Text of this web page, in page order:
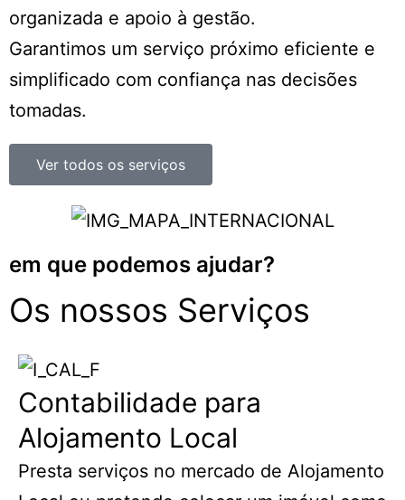
organizada e apoio à gestão.
Garantimos um serviço próximo eficiente e
simplificado com confiança nas decisões
tomadas.
Ver todos os serviços
em que podemos ajudar?
Os nossos Serviços
Contabilidade para
Alojamento Local
Presta serviços no mercado de Alojamento